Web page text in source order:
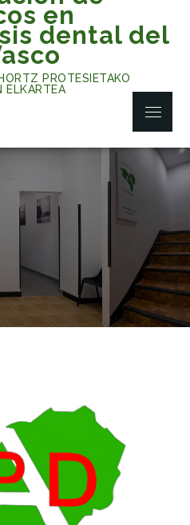
en
dental del
PROTESIETAKO
ELKARTEA
Menu